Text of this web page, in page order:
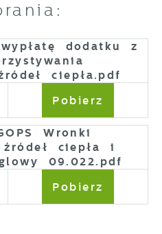
dodatku z
ciepła.pdf
Pobierz
Wronki
ciepła i
09.022.pdf
Pobierz